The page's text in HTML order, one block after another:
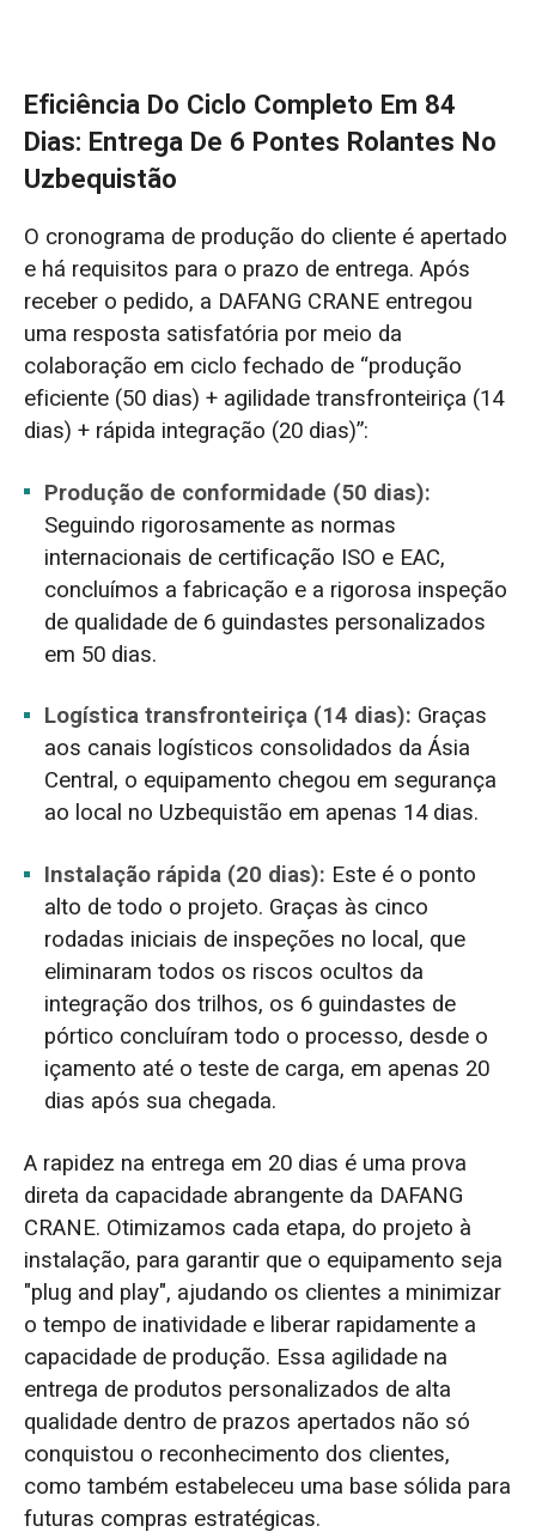
Eficiência Do Ciclo Completo Em 84
Dias: Entrega De 6 Pontes Rolantes No
Uzbequistão
O cronograma de produção do cliente é apertado
e há requisitos para o prazo de entrega. Após
receber o pedido, a DAFANG CRANE entregou
uma resposta satisfatória por meio da
colaboração em ciclo fechado de “produção
eficiente (50 dias) + agilidade transfronteiriça (14
dias) + rápida integração (20 dias)”:
Produção de conformidade (50 dias):
Seguindo rigorosamente as normas
internacionais de certificação ISO e EAC,
concluímos a fabricação e a rigorosa inspeção
de qualidade de 6 guindastes personalizados
em 50 dias.
Logística transfronteiriça (14 dias): Graças
aos canais logísticos consolidados da Ásia
Central, o equipamento chegou em segurança
ao local no Uzbequistão em apenas 14 dias.
Instalação rápida (20 dias): Este é o ponto
alto de todo o projeto. Graças às cinco
rodadas iniciais de inspeções no local, que
eliminaram todos os riscos ocultos da
integração dos trilhos, os 6 guindastes de
pórtico concluíram todo o processo, desde o
içamento até o teste de carga, em apenas 20
dias após sua chegada.
A rapidez na entrega em 20 dias é uma prova
direta da capacidade abrangente da DAFANG
CRANE. Otimizamos cada etapa, do projeto à
instalação, para garantir que o equipamento seja
"plug and play", ajudando os clientes a minimizar
o tempo de inatividade e liberar rapidamente a
capacidade de produção. Essa agilidade na
entrega de produtos personalizados de alta
qualidade dentro de prazos apertados não só
conquistou o reconhecimento dos clientes,
como também estabeleceu uma base sólida para
futuras compras estratégicas.